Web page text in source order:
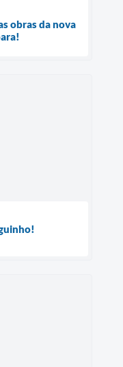
obras da nova